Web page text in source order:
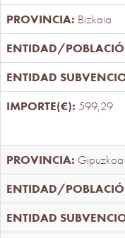
Bizkaia
599,29
Gipuzkoa